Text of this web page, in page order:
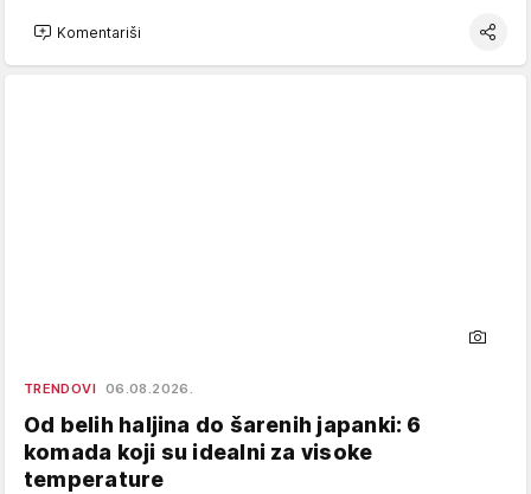
Komentariši
TRENDOVI 06.08.2026.
Od belih haljina do šarenih japanki: 6
komada koji su idealni za visoke
temperature